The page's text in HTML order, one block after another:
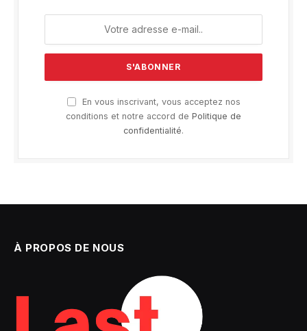
En vous inscrivant, vous acceptez nos
conditions et notre accord de Politique de
confidentialité.
À PROPOS DE NOUS